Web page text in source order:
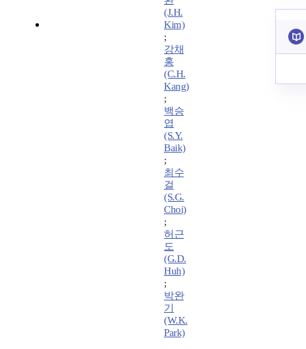
(J.H.
Kim)
;
강채
홍
(C.H.
Kang)
;
백승
엽
(S.Y.
Baik)
;
최수
걸
(S.G.
Choi)
;
허근
도
(G.D.
Huh)
;
박완
기
(W.K.
Park)